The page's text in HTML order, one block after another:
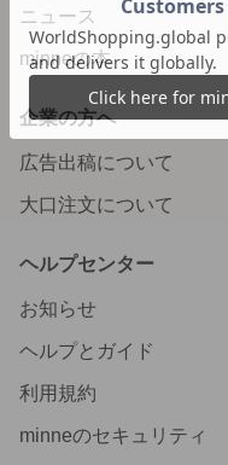
ニュース
minneの本
企業の方へ
広告出稿について
大口注文について
ヘルプセンター
お知らせ
ヘルプとガイド
利用規約
minneのセキュリティ